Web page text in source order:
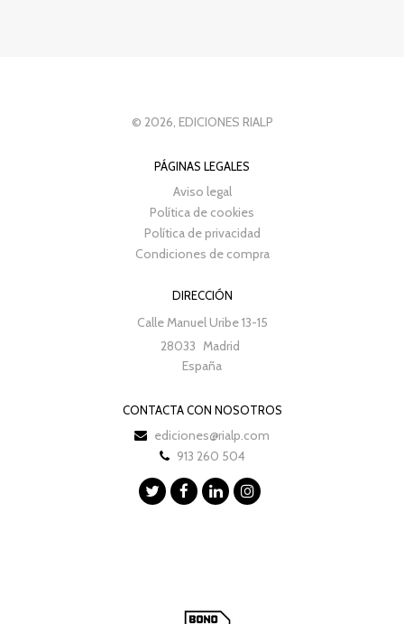
© 2026, EDICIONES RIALP
PÁGINAS LEGALES
Aviso legal
Política de cookies
Política de privacidad
Condiciones de compra
DIRECCIÓN
Calle Manuel Uribe 13-15
28033 Madrid
España
CONTACTA CON NOSOTROS
ediciones@rialp.com
913 260 504